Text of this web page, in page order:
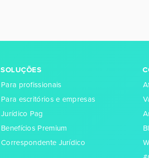
SOLUÇÕES
Para profissionais
Para escritórios e empresas
Jurídico Pag
Benefícios Premium
Correspondente Jurídico